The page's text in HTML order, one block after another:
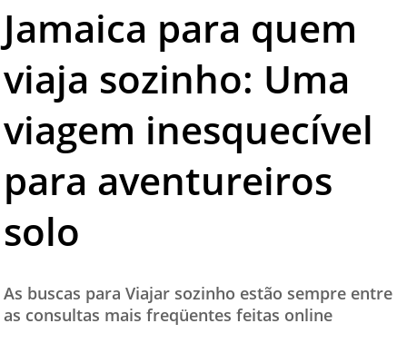
HOTELARIA
GASTRONOMIA
DICAS
TURISMO SA TV
TESTADO E APROVADO
CONTATO
Jamaica para quem
viaja sozinho: Uma
viagem inesquecível
para aventureiros
solo
As buscas para Viajar sozinho estão sempre entre
as consultas mais freqüentes feitas online